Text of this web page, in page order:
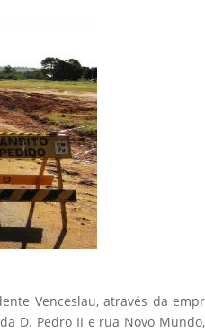
Venceslau, através da
D. Pedro II e rua Novo